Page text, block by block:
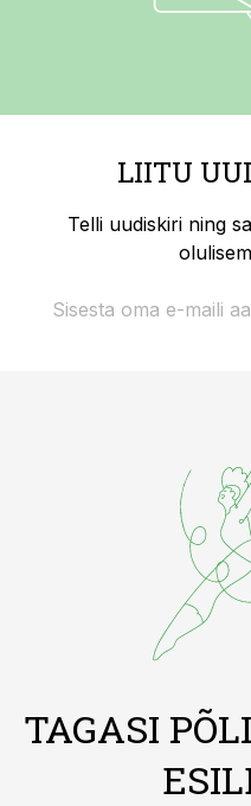
LIITU
Telli uudiskiri ning
TAGASI